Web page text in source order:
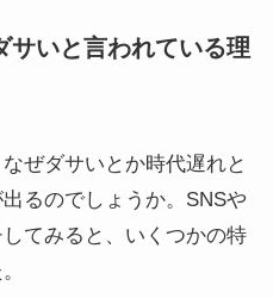
サいと言われている理
ぜダサいとか時代遅れと
るのでしょうか。SNSや
てみると、いくつかの特